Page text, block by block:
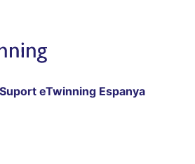
eTwinning Espanya